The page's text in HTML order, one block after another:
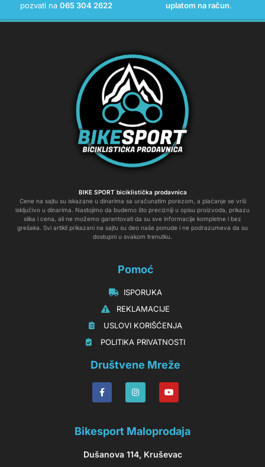
pozvati na 065 304 2622
uplatom na račun.
BIKE SPORT biciklistička prodavnica
Cene na sajtu su iskazane u dinarima sa uračunatim porezom, a plaćanje se vrši
isključivo u dinarima. Nastojimo da budemo što precizniji u opisu proizvoda, prikazu
slika i cena, ali ne možemo garantovati da su sve informacije kompletne i bez
grešaka. Svi artikli prikazani na sajtu su deo naše ponude i ne podrazumeva da su
dostupni u svakom trenutku.
Pomoć
‏‏‎‏‏‎ ‎ISPORUKA
‏‏‏‏‎ ‎‎‎‎‎‎REKLAMACIJE‎‎‎
‏‏‎‏‏‎ ‎‎USLOVI KORIŠĆENJA
‏‏‏‎ ‎‎POLITIKA PRIVATNOSTI
Društvene Mreže
Bikesport Maloprodaja
Dušanova 114, Kruševac